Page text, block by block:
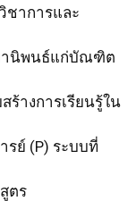
ชาการและ
านิพนธ์แก่บัณฑิต
างการเรียนรู้ใน
ย์ (P) ระบบที่
ตร